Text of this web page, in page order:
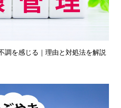
調を感じる｜理由と対処法を解説